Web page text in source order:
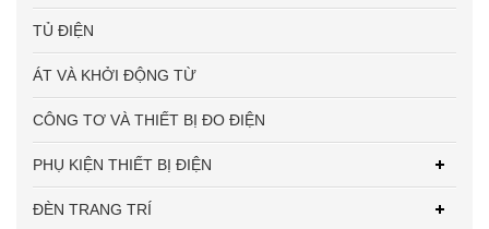
TỦ ĐIỆN
ÁT VÀ KHỞI ĐỘNG TỪ
CÔNG TƠ VÀ THIẾT BỊ ĐO ĐIỆN
PHỤ KIỆN THIẾT BỊ ĐIỆN
ĐÈN TRANG TRÍ